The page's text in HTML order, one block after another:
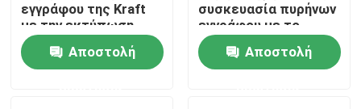
Προϊόντα
εγγράφου της Kraft
με την εκτύπωση
αποτύπωσης σε
ανάγλυφο χρώματος
CMYK
Αποστολή
συσκευασία πυρήνων
εγγράφου με το
χρώμα CMYK
Αποστολή